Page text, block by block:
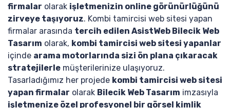
firmalar olarak işletmenizin online görünürlüğünü
zirveye taşıyoruz. Kombi tamircisi web sitesi yapan
firmalar arasında tercih edilen AsistWeb Bilecik Web
Tasarım olarak, kombi tamircisi web sitesi yapanlar
içinde arama motorlarında sizi ön plana çıkaracak
stratejilerle müşterilerinize ulaşıyoruz.
Tasarladığımız her projede kombi tamircisi web sitesi
yapan firmalar olarak Bilecik Web Tasarım imzasıyla
işletmenize özel profesyonel bir görsel kimlik